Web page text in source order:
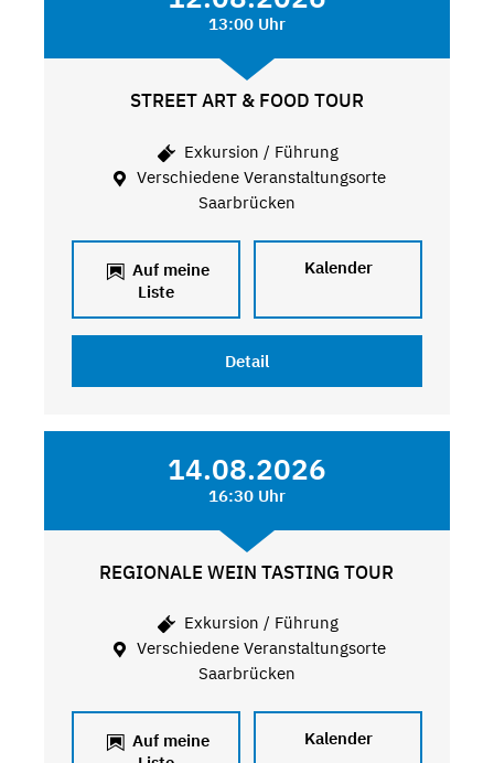
13:00 Uhr
STREET ART & FOOD TOUR
Exkursion / Führung
Verschiedene Veranstaltungsorte
Saarbrücken
Auf meine
Liste
Kalender
Detail
14.08.2026
16:30 Uhr
REGIONALE WEIN TASTING TOUR
Exkursion / Führung
Verschiedene Veranstaltungsorte
Saarbrücken
Auf meine
Kalender